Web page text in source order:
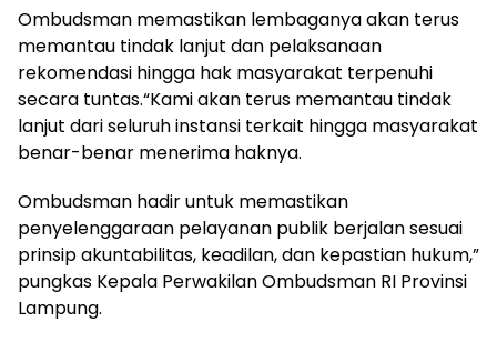
Ombudsman memastikan lembaganya akan terus
memantau tindak lanjut dan pelaksanaan
rekomendasi hingga hak masyarakat terpenuhi
secara tuntas.“Kami akan terus memantau tindak
lanjut dari seluruh instansi terkait hingga masyarakat
benar-benar menerima haknya.
Ombudsman hadir untuk memastikan
penyelenggaraan pelayanan publik berjalan sesuai
prinsip akuntabilitas, keadilan, dan kepastian hukum,”
pungkas Kepala Perwakilan Ombudsman RI Provinsi
Lampung.